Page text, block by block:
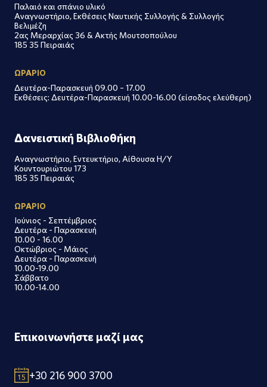
Παλαιό και σπάνιο υλικό
Αναγνωστήριο, Εκθέσεις Ναυτικής Συλλογής & Συλλογής
Βελιμέζη
2ας Μεραρχίας 36 & Ακτής Μουτσοπούλου
185 35 Πειραιάς
ΩΡΑΡΙΟ
Δευτέρα-Παρασκευή 09.00 – 17.00
Εκθέσεις: Δευτέρα-Παρασκευή 10.00-16.00 (είσοδος ελεύθερη)
Δανειστική Βιβλιοθήκη
Αναγνωστήριο, Εντευκτήριο, Αίθουσα Η/Υ
Κουντουριώτου 173
185 35 Πειραιάς
ΩΡΑΡΙΟ
Ιούνιος - Σεπτέμβριος
Δευτέρα - Παρασκευή
10.00 - 16.00
Οκτώβριος - Μάιος
Δευτέρα - Παρασκευή
10.00-19.00
Σάββατο
10.00-14.00
Επικοινωνήστε μαζί μας
+30 216 900 3700